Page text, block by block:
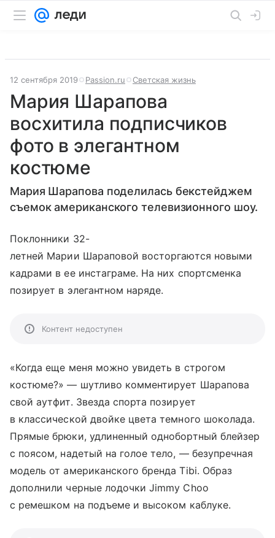
12 сентября 2019 Passion.ru Светская жизнь
Мария Шарапова
восхитила подписчиков
фото в элегантном
костюме
Мария Шарапова поделилась бекстейджем
съемок американского телевизионного шоу.
Поклонники 32-
летней Марии Шараповой восторгаются новыми
кадрами в ее инстаграме. На них спортсменка
позирует в элегантном наряде.
Контент недоступен
«Когда еще меня можно увидеть в строгом
костюме?» — шутливо комментирует Шарапова
свой аутфит. Звезда спорта позирует
в классической двойке цвета темного шоколада.
Прямые брюки, удлиненный однобортный блейзер
с поясом, надетый на голое тело, — безупречная
модель от американского бренда Tibi. Образ
дополнили черные лодочки Jimmy Choo
с ремешком на подъеме и высоком каблуке.